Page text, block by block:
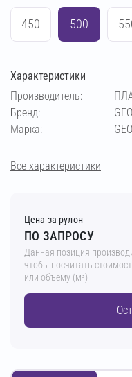
450 500
Характеристики
Производитель:
Бренд:
Марка:
Все характеристики
Цена за рулон
ПО ЗАПРОСУ
Данная позиция
чтобы посчитать
или объему (м³)